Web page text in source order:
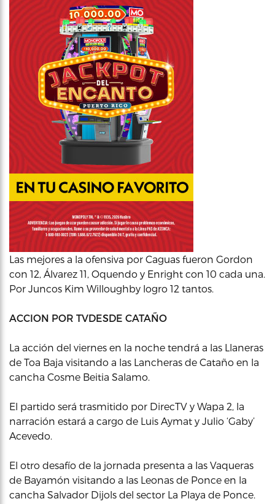
Las mejores a la ofensiva por Caguas fueron Gordon
con 12, Álvarez 11, Oquendo y Enright con 10 cada una.
Por Juncos Kim Willoughby logro 12 tantos.
ACCION POR TVDESDE CATAÑO
La acción del viernes en la noche tendrá a las Llaneras
de Toa Baja visitando a las Lancheras de Cataño en la
cancha Cosme Beitia Salamo.
El partido será trasmitido por DirecTV y Wapa 2, la
narración estará a cargo de Luis Aymat y Julio ‘Gaby’
Acevedo.
El otro desafío de la jornada presenta a las Vaqueras
de Bayamón visitando a las Leonas de Ponce en la
cancha Salvador Dijols del sector La Playa de Ponce.